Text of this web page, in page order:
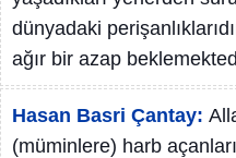
dünyadaki
ağır bir azap
Hasan Basri Çantay:
(müminlere) harb